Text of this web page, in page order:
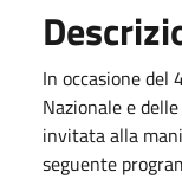
In occasione del
Nazionale e
invitata alla
seguente